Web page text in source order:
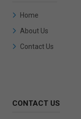
Home
About Us
Contact Us
CONTACT US